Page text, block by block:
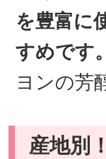
を豊富に
すめです
ヨンの芳
産地別